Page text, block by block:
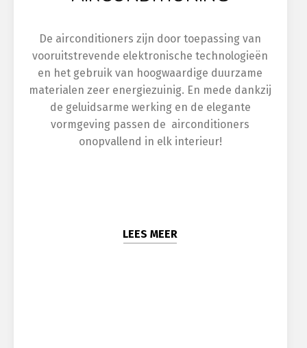
De airconditioners zijn door toepassing van
vooruitstrevende elektronische technologieën
en het gebruik van hoogwaardige duurzame
materialen zeer energiezuinig. En mede dankzij
de geluidsarme werking en de elegante
vormgeving passen de airconditioners
onopvallend in elk interieur!
LEES MEER